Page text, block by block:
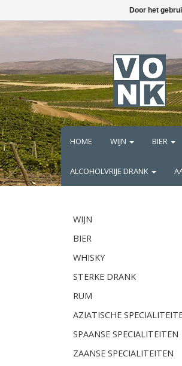
HOME WIJN BIER
ALCOHOLVRIJE DRANK
WIJN
BIER
WHISKY
STERKE DRANK
RUM
AZIATISCHE
SPAANSE SPECIALITEITEN
ZAANSE SPECIALITEITEN
Door het